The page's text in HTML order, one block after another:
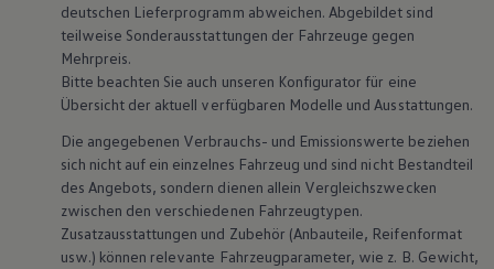
deutschen Lieferprogramm abweichen. Abgebildet sind
teilweise Sonderausstattungen der Fahrzeuge gegen
Mehrpreis.
Bitte beachten Sie auch unseren Konfigurator für eine
Übersicht der aktuell verfügbaren Modelle und Ausstattungen.
Die angegebenen Verbrauchs- und Emissionswerte beziehen
sich nicht auf ein einzelnes Fahrzeug und sind nicht Bestandteil
des Angebots, sondern dienen allein Vergleichszwecken
zwischen den verschiedenen Fahrzeugtypen.
Zusatzausstattungen und Zubehör (Anbauteile, Reifenformat
usw.) können relevante Fahrzeugparameter, wie z. B. Gewicht,